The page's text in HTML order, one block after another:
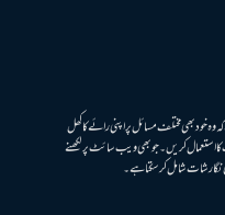
خود بھی مختلف مسائل پر اپنی رائے کا کھل
استعمال کریں۔ جو بھی ویب سائٹ پر لکھنے
نگارشات شامل کرسکتا ہے۔